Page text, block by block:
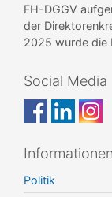
FH-DGGV
der
2025 wurde die
Social Media
Politik